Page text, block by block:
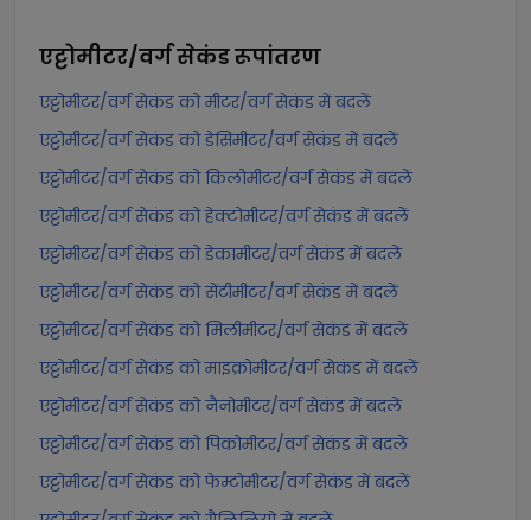
एट्टोमीटर/वर्ग सेकंडरूपांतरण
एट्टोमीटर/वर्ग सेकंड को मीटर/वर्ग सेकंड में बदलें
एट्टोमीटर/वर्ग सेकंड को डेसिमीटर/वर्ग सेकंड में बदलें
एट्टोमीटर/वर्ग सेकंड को किलोमीटर/वर्ग सेकंड में बदलें
एट्टोमीटर/वर्ग सेकंड को हेक्टोमीटर/वर्ग सेकंड में बदलें
एट्टोमीटर/वर्ग सेकंड को डेकामीटर/वर्ग सेकंड में बदलें
एट्टोमीटर/वर्ग सेकंड को सेंटीमीटर/वर्ग सेकंड में बदलें
एट्टोमीटर/वर्ग सेकंड को मिलीमीटर/वर्ग सेकंड में बदलें
एट्टोमीटर/वर्ग सेकंड को माइक्रोमीटर/वर्ग सेकंड में बदलें
एट्टोमीटर/वर्ग सेकंड को नैनोमीटर/वर्ग सेकंड में बदलें
एट्टोमीटर/वर्ग सेकंड को पिकोमीटर/वर्ग सेकंड में बदलें
एट्टोमीटर/वर्ग सेकंड को फेम्टोमीटर/वर्ग सेकंड में बदलें